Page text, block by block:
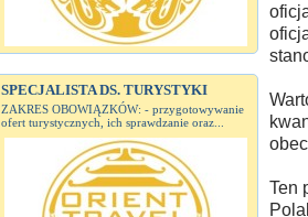
SPECJALISTA DS. TURYSTYKI
ZAKRES OBOWIĄZKÓW: - przygotowywanie
ofert turystycznych, ich sprawdzanie oraz...
Ten